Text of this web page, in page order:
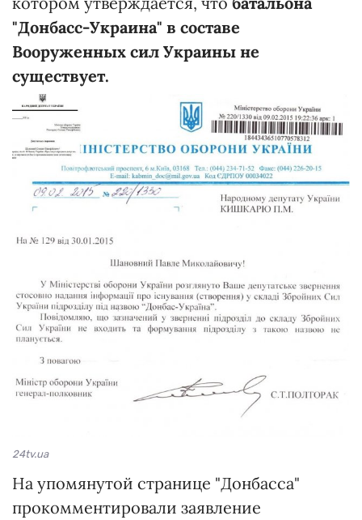
"Донбасс-Украина" в составе
Вооруженных сил Украины не
существует.
24tv.ua
На упомянутой странице "Донбасса"
прокомментировали заявление